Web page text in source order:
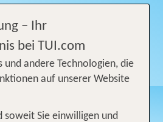
– Ihr
bei TUI.com
und andere Technologien, die
auf unserer Website
soweit Sie einwilligen und